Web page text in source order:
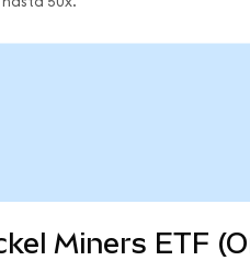
Miners ETF